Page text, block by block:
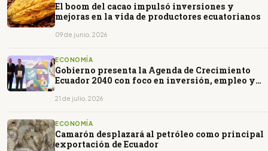
El boom del cacao impulsó inversiones y
mejoras en la vida de productores ecuatorianos
09 de junio, 2026
ECONOMÍA
Gobierno presenta la Agenda de Crecimiento
Ecuador 2040 con foco en inversión, empleo y
21 de julio, 2026
ECONOMÍA
Camarón desplazará al petróleo como principal
exportación de Ecuador